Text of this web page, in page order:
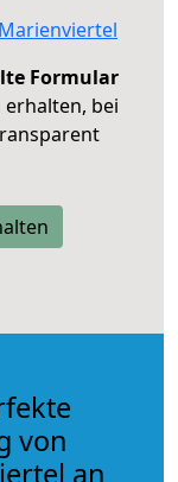
Formular
bei
von
an